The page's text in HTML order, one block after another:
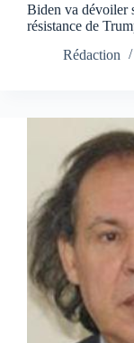
Biden va dévoiler
résistance de
Rédaction